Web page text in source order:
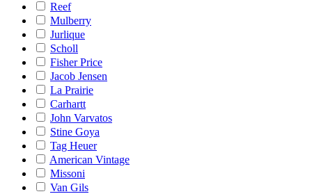
Reef
Mulberry
Jurlique
Scholl
Fisher Price
Jacob Jensen
La Prairie
Carhartt
John Varvatos
Stine Goya
Tag Heuer
American Vintage
Missoni
Van Gils